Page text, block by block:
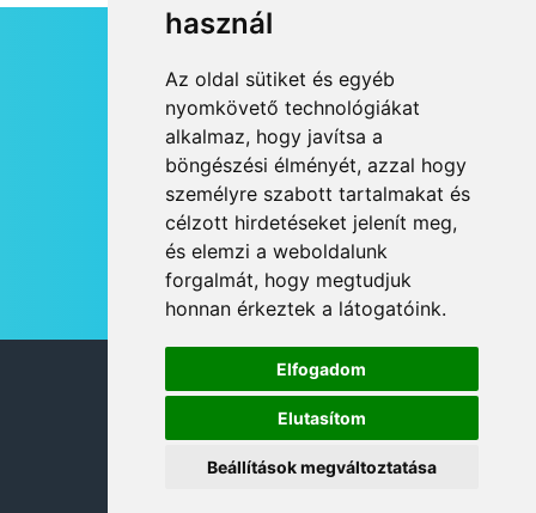
használ
Az oldal sütiket és egyéb
nyomkövető technológiákat
alkalmaz, hogy javítsa a
böngészési élményét, azzal hogy
személyre szabott tartalmakat és
célzott hirdetéseket jelenít meg,
és elemzi a weboldalunk
forgalmát, hogy megtudjuk
honnan érkeztek a látogatóink.
Elfogadom
Elutasítom
Beállítások megváltoztatása
RSS
JOGI NYILATKOZAT
KAPCSOLAT
OLDALTÉRKÉP
IMPRESSZUM
HÍR BEKÜLDÉSE
© 2026 DANUBIA TV